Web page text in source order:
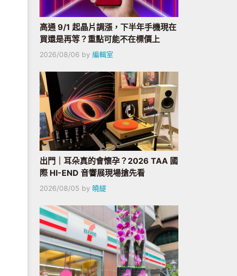
高通 9/1 起晶片調漲，下半年手機現在
買還是再等？重點可能不在標價上
2026/08/06 by 編輯室
出門｜耳朵真的會懷孕？2026 TAA 國
際 HI-END 音響展現場搶先看
2026/08/05 by 曉緹